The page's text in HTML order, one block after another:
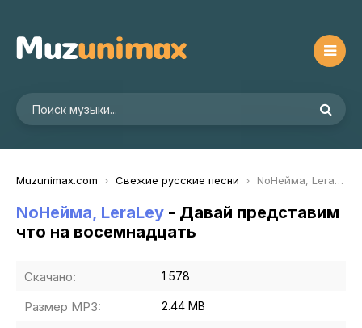
Muzunimax.com Свежие русские песни NoНейма, LeraLey - Давай представим что на восемнадцать
NoНейма, LeraLey - Давай представим
что на восемнадцать
Скачано: 1 578
Размер MP3: 2.44 MB